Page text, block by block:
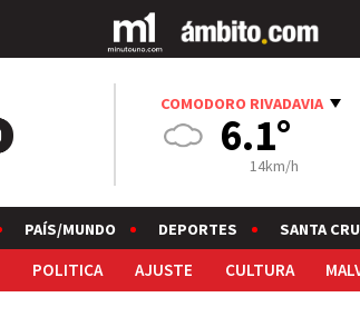
COMODORO RIVADAVIA
6.1°
14km/h
PAÍS/MUNDO DEPORTES SANTA
POLITICA AJUSTE CULTURA